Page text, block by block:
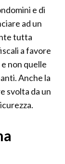
e di
ad un
tutta
a favore
non quelle
Anche la
svolta da un